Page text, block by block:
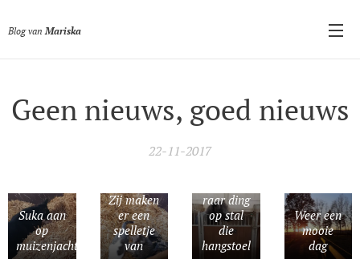
Blog van Mariska
Geen nieuws, goed nieuws
22-11-2017
Suka aan
op
muizenjacht
Zij maken
er een
spelletje
van
raar ding
op stal
die
hangstoel
Weer een
mooie
dag